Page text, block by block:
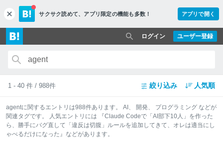
c
l
o
s
e
サクサク読めて、 アプリ限定の機能も多数！ アプリで開く
ユーザー登録
ログイン
1 - 40 件 / 988件 絞り込み 人気順
agentに関するエントリは988件あります。 AI 、 開発、 プログラミング などが
関連タグです。 人気エントリには
『Claude Codeで「AI部下10人」を作った
ら、勝手にバグ直して「違反は切腹」ルールを追加してきて、オレは適当にし
ゃべるだけになった』 などがあります。